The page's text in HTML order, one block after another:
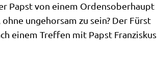
Papst von einem Ordens­ober­haupt
unge­hor­sam zu sein? Der Fürst
einem Tref­fen mit Papst Fran­zis­kus